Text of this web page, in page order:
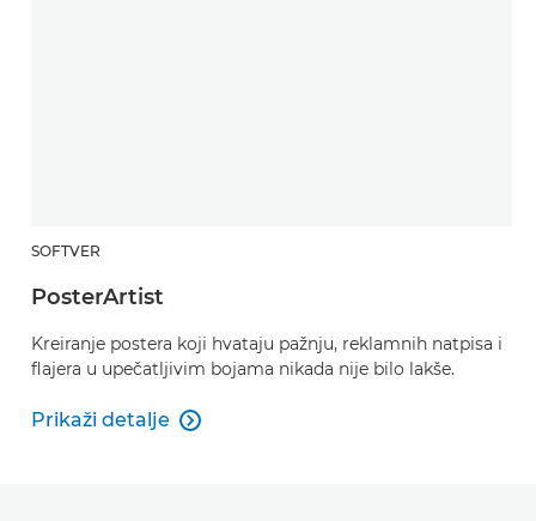
SOFTVER
PosterArtist
Kreiranje postera koji hvataju pažnju, reklamnih natpisa i
flajera u upečatljivim bojama nikada nije bilo lakše.
Prikaži detalje
PosterArtist
